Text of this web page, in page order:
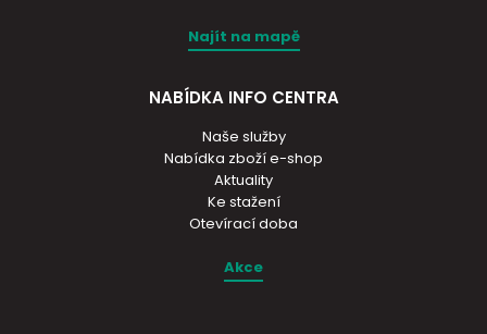
Najít na mapě
NABÍDKA INFO CENTRA
Naše služby
Nabídka zboží e-shop
Aktuality
Ke stažení
Otevírací doba
Akce